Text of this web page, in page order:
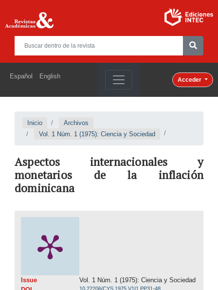
Español English Acceder
Inicio
Archivos
Vol. 1 Núm. 1 (1975): Ciencia y Sociedad
Aspectos internacionales y
monetarios de la inflación
dominicana
Issue
Vol. 1 Núm. 1 (1975): Ciencia y Sociedad
10.22206/CYS.1975.V1I1.PP31-48